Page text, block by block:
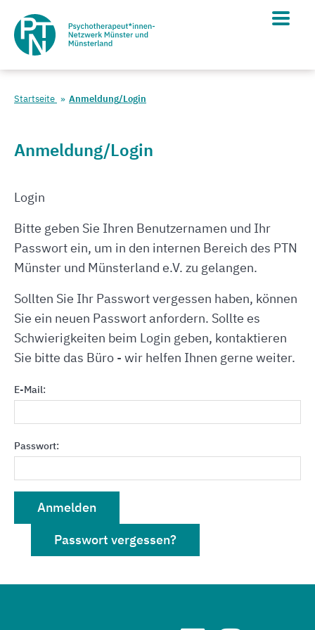
Startseite Anmeldung/Login
Anmeldung/Login
Login
Bitte geben Sie Ihren Benutzernamen und Ihr
Passwort ein, um in den internen Bereich des PTN
Münster und Münsterland e.V. zu gelangen.
Sollten Sie Ihr Passwort vergessen haben, können
Sie ein neuen Passwort anfordern. Sollte es
Schwierigkeiten beim Login geben, kontaktieren
Sie bitte das Büro - wir helfen Ihnen gerne weiter.
E-Mail:
Passwort:
Anmelden
Passwort vergessen?